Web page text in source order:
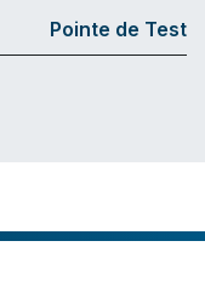
Pointe de Test